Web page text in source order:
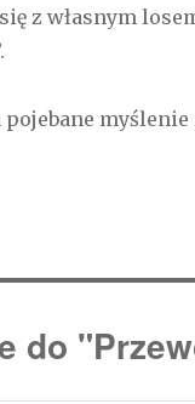
z własnym
pojebane
do